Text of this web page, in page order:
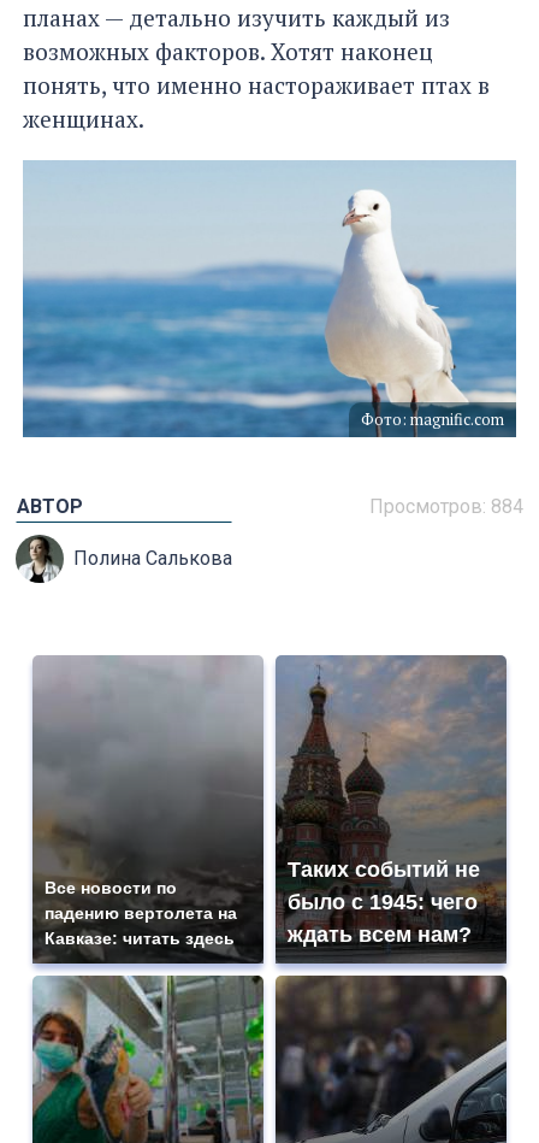
планах — детально изучить каждый из
возможных факторов. Хотят наконец
понять, что именно настораживает птах в
женщинах.
Фото: magnific.com
Просмотров: 884
АВТОР
Полина Салькова
Все новости по
падению вертолета на
Кавказе: читать здесь
Таких событий не
было с 1945: чего
ждать всем нам?